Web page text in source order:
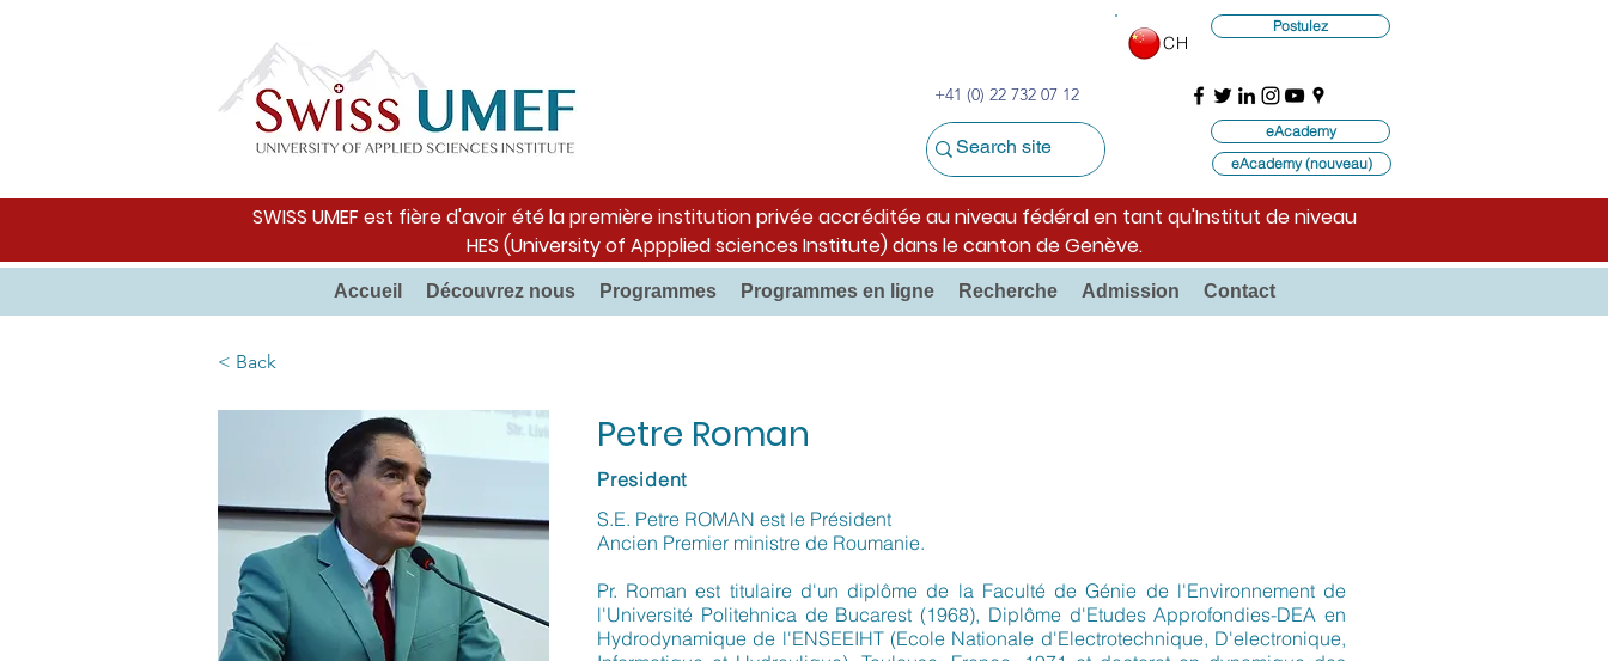
+41 (0) 22 732 07 12
CH
Postulez
eAcademy
eAcademy (nouveau)
SWISS UMEF est fière d'avoir été la première institution privée accréditée au niveau fédéral en tant qu'Institut de niveau
HES (University of Appplied sciences Institute) dans le canton de Genève.
Accueil Découvrez nous Programmes Programmes en ligne Recherche Admission Contact
< Back
Petre Roman
President
S.E. Petre ROMAN est le Président
Ancien Premier ministre de Roumanie.
Pr. Roman est titulaire d'un diplôme de la Faculté de Génie de l'Environnement de
l'Université Politehnica de Bucarest (1968), Diplôme d'Etudes Approfondies-DEA en
Hydrodynamique de l'ENSEEIHT (Ecole Nationale d'Electrotechnique, D'electronique,